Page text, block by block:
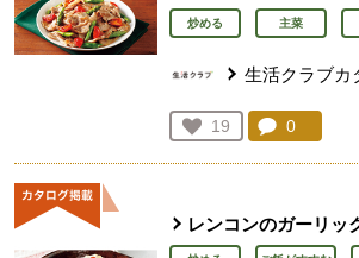
炒める 主菜
生活クラブカ
お気に入り登録：
19
人が登録
コメント：
0
レンコンのガーリッ